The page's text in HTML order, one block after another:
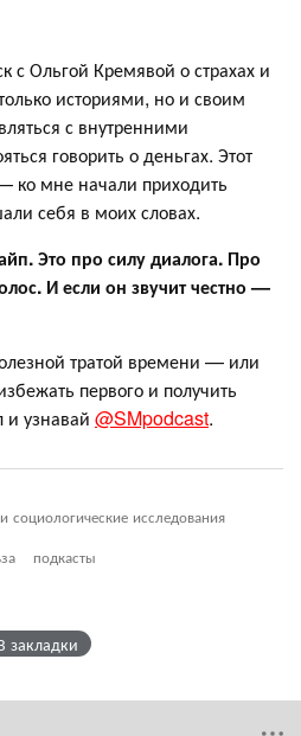
с Ольгой Кремявой о страхах и
историями, но и своим
с внутренними
говорить о деньгах. Этот
ко мне начали приходить
себя в моих словах.
Это про силу диалога. Про
И если он звучит честно —
тратой времени — или
первого и получить
и узнавай @SMpodcast.
социологические исследования
подкасты
закладки